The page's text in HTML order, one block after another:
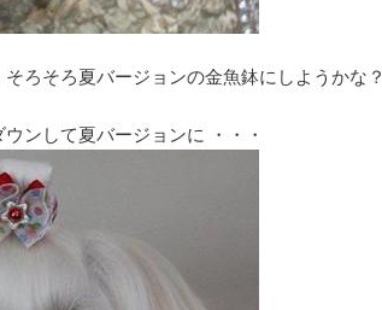
ろそろ夏バージョンの金魚鉢にしようかな？
ンして夏バージョンに ・・・